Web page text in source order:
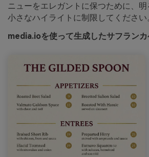
ニューをエレガントに保つために、
小さなハイライトに制限してください
media.ioを使って生成したサフランカ